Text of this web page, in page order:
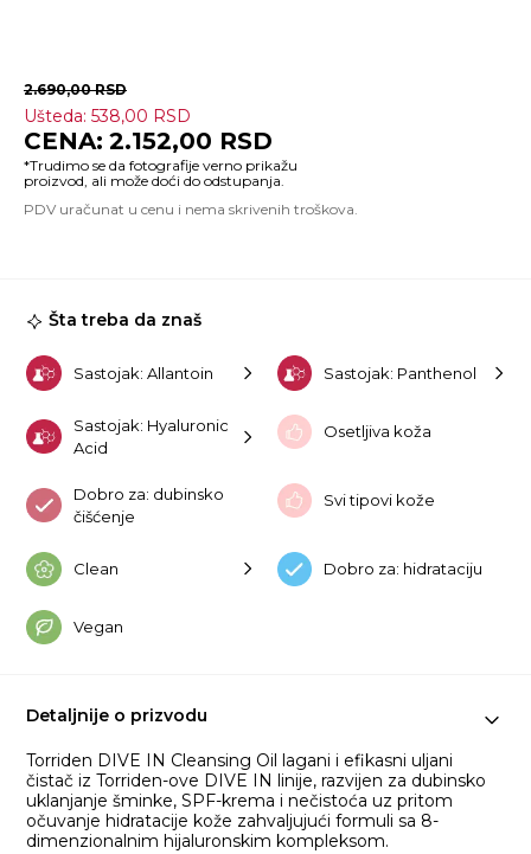
2.690,00RSD
Ušteda: 538,00 RSD
2.152,00 RSD
Šta treba da znaš
Sastojak: Allantoin Sastojak: Panthenol
Sastojak: Hyaluronic
Acid
Osetljiva koža
Dobro za: dubinsko
čišćenje
Svi tipovi kože
Clean Dobro za: hidrataciju
Vegan
Detaljnije o prizvodu
Torriden DIVE IN Cleansing Oil lagani i efikasni uljani
čistač iz Torriden-ove DIVE IN linije, razvijen za dubinsko
uklanjanje šminke, SPF-krema i nečistoća uz pritom
očuvanje hidratacije kože zahvaljujući formuli sa 8-
dimenzionalnim hijaluronskim kompleksom.